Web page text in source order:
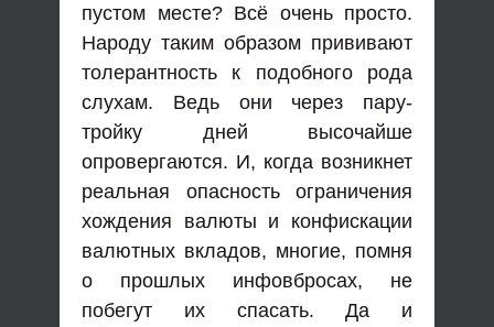
пустом месте? Всё очень просто.
Народу таким образом прививают
толерантность к подобного рода
слухам. Ведь они через пару-
тройку дней высочайше
опровергаются. И, когда возникнет
реальная опасность ограничения
хождения валюты и конфискации
валютных вкладов, многие, помня
о прошлых инфовбросах, не
побегут их спасать. Да и